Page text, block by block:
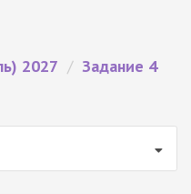
2027 / Задание 4